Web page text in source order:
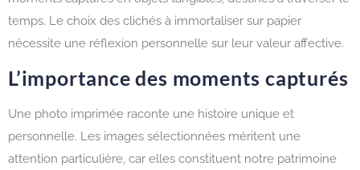
temps. Le choix des clichés à immortaliser sur papier
nécessite une réflexion personnelle sur leur valeur affective.
L’importance des moments capturés
Une photo imprimée raconte une histoire unique et
personnelle. Les images sélectionnées méritent une
attention particulière, car elles constituent notre patrimoine